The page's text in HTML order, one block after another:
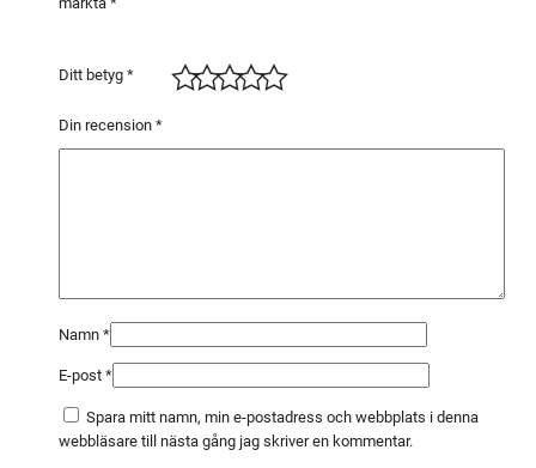
Ditt betyg *
Din recension *
Namn *
E-post *
Spara mitt namn, min e-postadress och webbplats i denna
webbläsare till nästa gång jag skriver en kommentar.